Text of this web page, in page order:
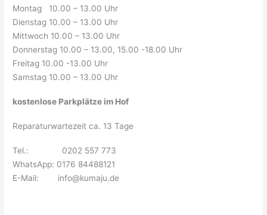
Montag 10.00 – 13.00 Uhr
Dienstag 10.00 – 13.00 Uhr
Mittwoch 10.00 – 13.00 Uhr
Donnerstag 10.00 – 13.00, 15.00 -18.00 Uhr
Freitag 10.00 -13.00 Uhr
Samstag 10.00 – 13.00 Uhr
kostenlose Parkplätze im Hof
Reparaturwartezeit ca. 13 Tage
Tel.: 0202 557 773
WhatsApp: 0176 84488121
E-Mail: info@kumaju.de